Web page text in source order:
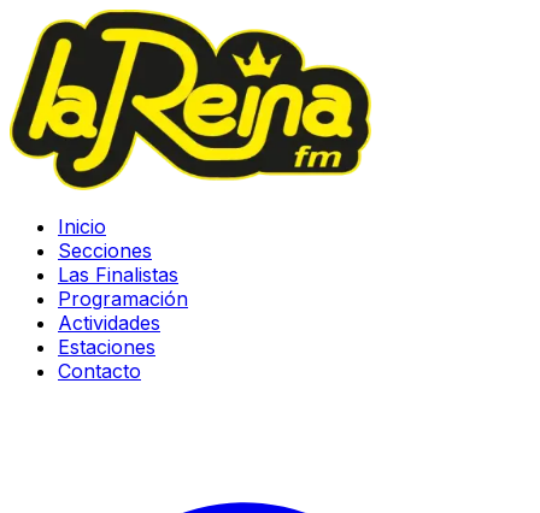
Inicio
Secciones
Las Finalistas
Programación
Actividades
Estaciones
Contacto